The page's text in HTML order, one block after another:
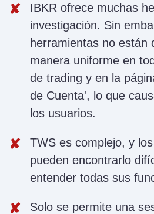
IBKR ofrece muchas
investigación. Sin
herramientas no están
manera uniforme en
de trading y en la
de Cuenta', lo que
los usuarios.
TWS es complejo, y
pueden encontrarlo
entender todas sus
Solo se permite una